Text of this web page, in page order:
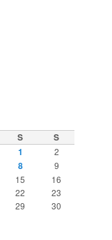
S
S
1
2
8
9
15
16
22
23
29
30